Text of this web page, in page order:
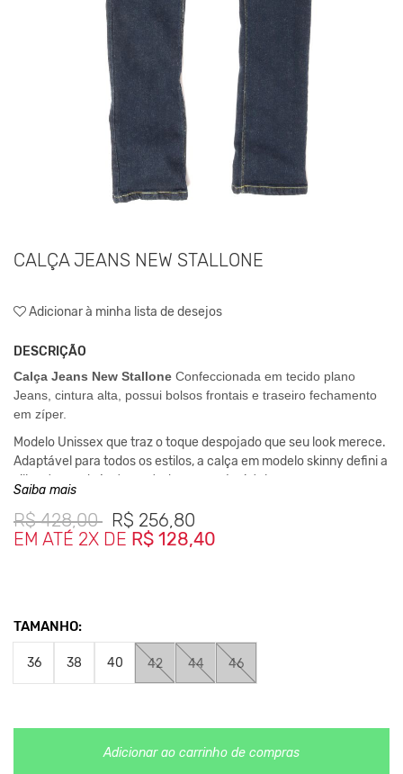
CALÇA JEANS NEW STALLONE
Adicionar à minha lista de desejos
DESCRIÇÃO
Calça Jeans New Stallone Confeccionada em tecido plano
Jeans, cintura alta, possui bolsos frontais e traseiro fechamento
em zíper.
Modelo Unissex que traz o toque despojado que seu look merece.
Adaptável para todos os estilos, a calça em modelo skinny defini a
silhueta sendo justa em toda a peça. Invista!
Medidas da Peça
36- Cintura 36cm – Gancho 28cm – Comprimento 109cm
46- Cintura 44cm – Gancho 32cm – Comprimento 114cm
*As medidas podem ter variação de até 2 cm
**As cores podem variar conforme a configuração do seu
Clique aquiPara saber mais sobre a manutenção de suas
Saiba mais
R$ 428,00 R$ 256,80
EM ATÉ 2X DE R$ 128,40
TAMANHO:
36 38 40 42 44 46
Adicionar ao carrinho de compras